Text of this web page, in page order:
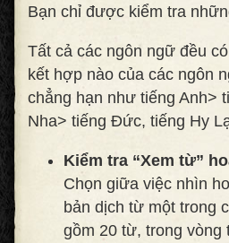
Bạn chỉ được kiểm tra
Tất cả các ngôn ngữ đều
kết hợp nào của các ngôn
chẳng hạn như tiếng Anh>
Nha> tiếng Đức, tiếng Hy
Kiểm tra “Xem từ”
Chọn giữa việc nhìn
bản dịch từ một trong
gồm 20 từ, trong vòng